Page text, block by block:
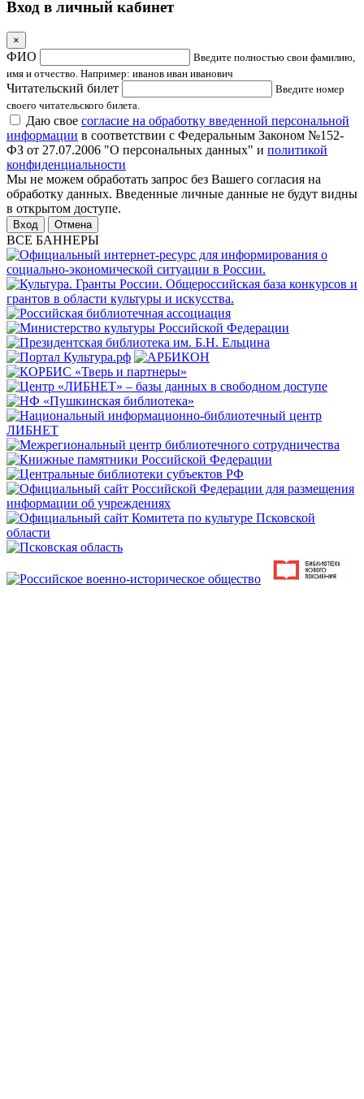
Вход в личный кабинет
×
ФИО
Введите полностью свои фамилию,
имя и отчество. Например: иванов иван иванович
Читательский билет
Введите номер
своего читательского билета.
Даю свое согласие на обработку введенной персональной
информации в соответствии с Федеральным Законом №152-
ФЗ от 27.07.2006 "О персональных данных" и политикой
конфиденциальности
Мы не можем обработать запрос без Вашего согласия на
обработку данных. Введенные личные данные не будут видны
в открытом доступе.
Отмена
ВСЕ БАННЕРЫ